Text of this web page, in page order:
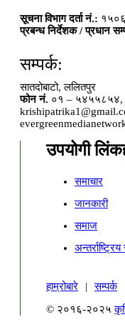
सूचना विभाग दर्ता नं.:
प्रबन्ध निर्देशक / प्रधान
सम्पर्क:
सातदोबाटो, ललितपुर
फोन नं. ०१ –
उपयोगी
समाचार
जानकारी
समाज
हाम्रोबारे |
सम्पर्क
© २०१६-२०२५